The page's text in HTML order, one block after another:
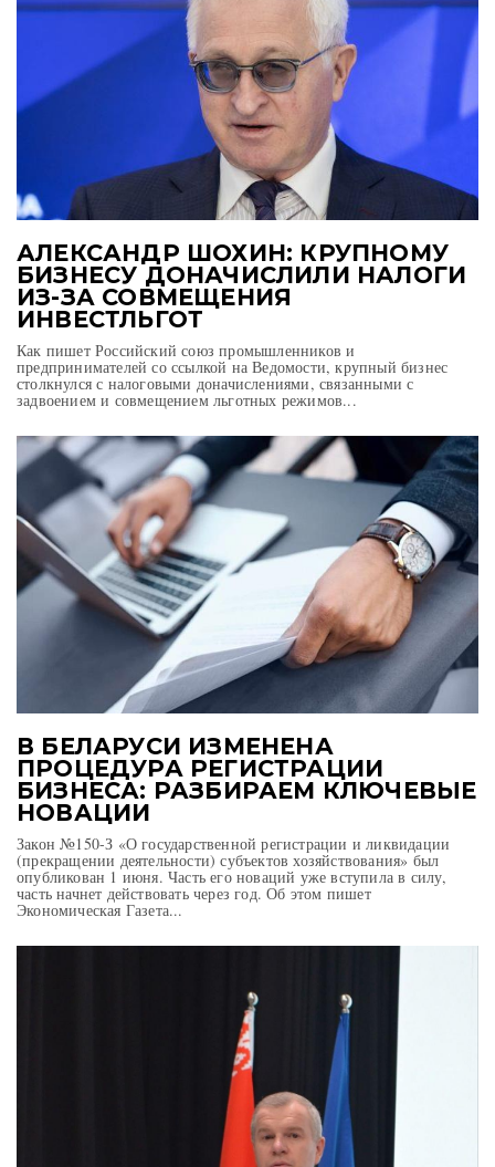
АЛЕКСАНДР ШОХИН: КРУПНОМУ
БИЗНЕСУ ДОНАЧИСЛИЛИ НАЛОГИ
ИЗ-ЗА СОВМЕЩЕНИЯ
ИНВЕСТЛЬГОТ
Как пишет Российский союз промышленников и
предпринимателей со ссылкой на Ведомости, крупный бизнес
столкнулся с налоговыми доначислениями, связанными с
задвоением и совмещением льготных режимов...
В БЕЛАРУСИ ИЗМЕНЕНА
ПРОЦЕДУРА РЕГИСТРАЦИИ
БИЗНЕСА: РАЗБИРАЕМ КЛЮЧЕВЫЕ
НОВАЦИИ
Закон №150-З «О государственной регистрации и ликвидации
(прекращении деятельности) субъектов хозяйствования» был
опубликован 1 июня. Часть его новаций уже вступила в силу,
часть начнет действовать через год. Об этом пишет
Экономическая Газета...